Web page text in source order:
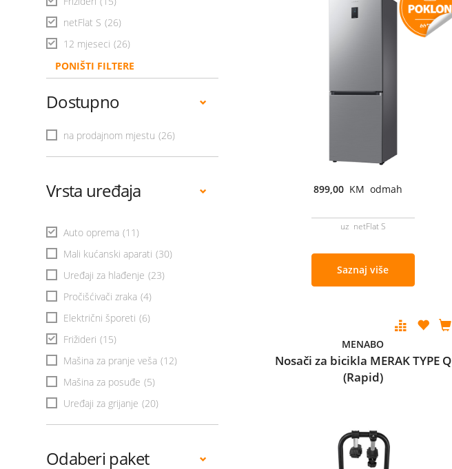
netFlat S (26)
12 mjeseci (26)
PONIŠTI FILTERE
Dostupno
na prodajnom mjestu (26)
Vrsta uređaja
Auto oprema (11)
Mali kućanski aparati (30)
Uređaji za hlađenje (23)
Pročišćivači zraka (4)
Električni šporeti (6)
Frižideri (15)
Mašina za pranje veša (12)
Mašina za posuđe (5)
Uređaji za grijanje (20)
Odaberi paket
899,00 KM odmah
uz netFlat S
Saznaj više
MENABO
Nosači za bicikla MERAK TYPE Q
(Rapid)